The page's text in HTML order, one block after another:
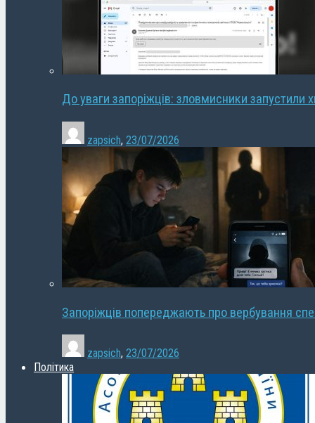
До уваги запоріжців: зловмисники запустили
zapsich, 23/07/2026
Запоріжців попереджають про вербування
zapsich, 23/07/2026
Політика